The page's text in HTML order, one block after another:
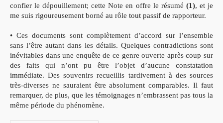
confier le dépouillement; cette Note en offre le résumé (1), et je
me suis rigoureusement borné au rôle tout passif de rapporteur.
• Ces documents sont complètement d’accord sur l’ensemble
sans l’être autant dans les détails. Quelques contradictions sont
inévitables dans une enquête de ce genre ouverte après coup sur
des faits qui n’ont pu être l’objet d’aucune constatation
immédiate. Des souvenirs recueillis tardivement à des sources
très-diverses ne sauraient être absolument comparables. Il faut
remarquer, de plus, que les témoignages n’embrassent pas tous la
même période du phénomène.